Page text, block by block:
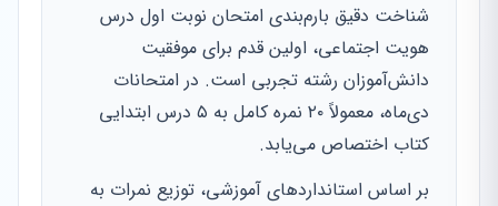
شناخت دقیق بارم‌بندی امتحان نوبت اول درس
هویت اجتماعی، اولین قدم برای موفقیت
دانش‌آموزان رشته تجربی است. در امتحانات
دی‌ماه، معمولاً ۲۰ نمره کامل به ۵ درس ابتدایی
کتاب اختصاص می‌یابد.
بر اساس استانداردهای آموزشی، توزیع نمرات به